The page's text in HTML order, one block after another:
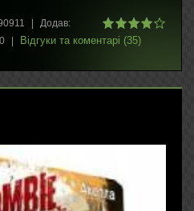
Додав:
Відгуки та коментарі (35)